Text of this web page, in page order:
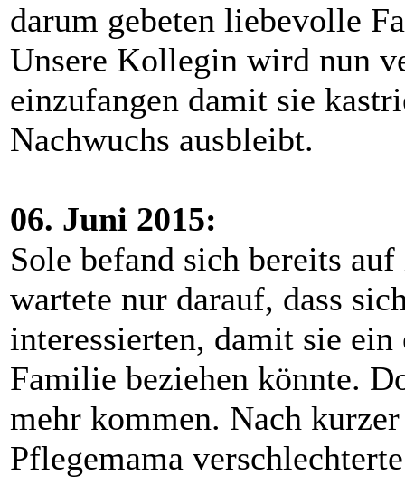
darum gebeten liebevolle
Unsere Kollegin wird nun
einzufangen damit sie
Nachwuchs ausbleibt.
06. Juni 2015:
Sole befand sich bereits
wartete nur darauf, dass
interessierten, damit sie
Familie beziehen könnte.
mehr kommen. Nach
Pflegemama